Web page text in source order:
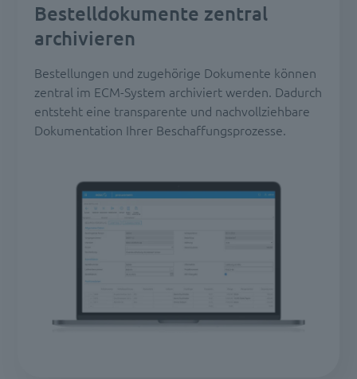
Bestelldokumente zentral
archivieren
Bestellungen und zugehörige Dokumente können
zentral im ECM-System archiviert werden. Dadurch
entsteht eine transparente und nachvollziehbare
Dokumentation Ihrer Beschaffungsprozesse.